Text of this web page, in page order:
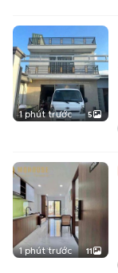
1 phút trước 5
1 phút trước 11